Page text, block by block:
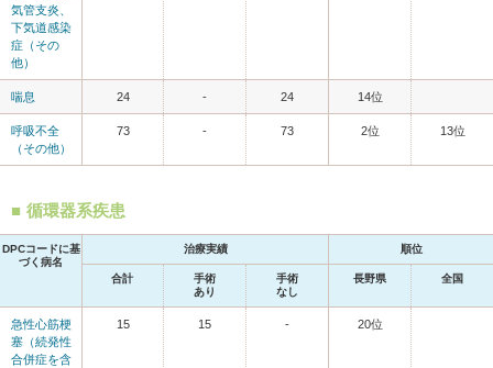
気管支炎、
下気道感染
症（その
他）
喘息 24 - 24 14位
呼吸不全
（その他）
73 - 73 2位 13位
循環器系疾患
DPCコードに基
づく病名
治療実績 順位
合計
手術
あり
手術
なし
長野県 全国
急性心筋梗
塞（続発性
合併症を含
15 15 - 20位